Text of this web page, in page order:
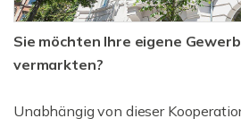
Sie möchten Ihre eigene
vermarkten?
Unabhängig von dieser